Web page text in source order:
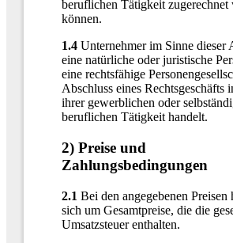
beruflichen Tätigkeit zugerechnet
können.
1.4Unternehmer im Sinne dieser
eine natürliche oder juristische
eine rechtsfähige
Abschluss eines Rechtsgeschäfts
ihrer gewerblichen oder
beruflichen Tätigkeit handelt.
2) Preise und
Zahlungsbedingungen
2.1 Bei den angegebenen Preisen
sich um Gesamtpreise, die die
Umsatzsteuer enthalten.